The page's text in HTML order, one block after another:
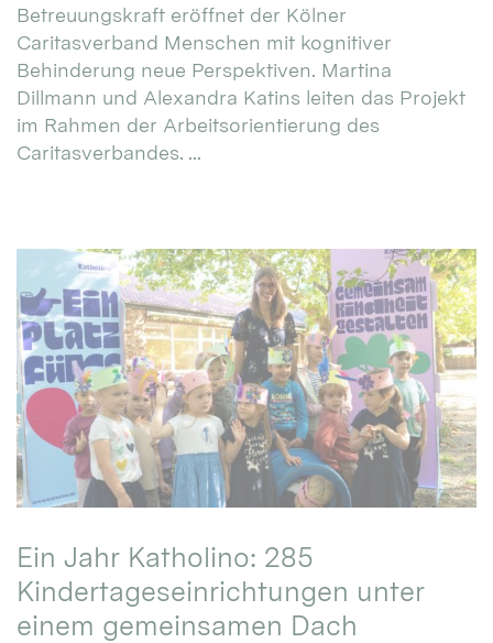
Betreuungskraft eröffnet der Kölner
Caritasverband Menschen mit kognitiver
Behinderung neue Perspektiven. Martina
Dillmann und Alexandra Katins leiten das Projekt
im Rahmen der Arbeitsorientierung des
Caritasverbandes. ...
Ein Jahr Katholino: 285
Kindertageseinrichtungen unter
einem gemeinsamen Dach